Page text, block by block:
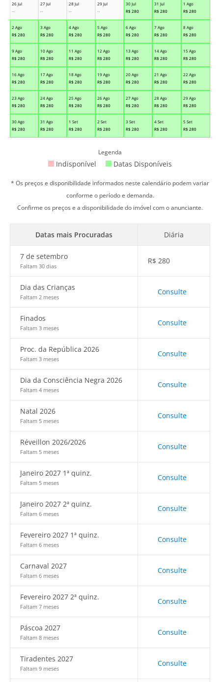
26 Jul
--
27 Jul
--
28 Jul
--
29 Jul
--
30 Jul
R$ 280
31 Jul
R$ 280
1 Ago
R$ 280
2 Ago
R$ 280
3 Ago
R$ 280
4 Ago
R$ 280
5 Ago
R$ 280
6 Ago
R$ 280
7 Ago
R$ 280
8 Ago
R$ 280
9 Ago
R$ 280
10 Ago
R$ 280
11 Ago
R$ 280
12 Ago
R$ 280
13 Ago
R$ 280
14 Ago
R$ 280
15 Ago
R$ 280
16 Ago
R$ 280
17 Ago
R$ 280
18 Ago
R$ 280
19 Ago
R$ 280
20 Ago
R$ 280
21 Ago
R$ 280
22 Ago
R$ 280
23 Ago
R$ 280
24 Ago
R$ 280
25 Ago
R$ 280
26 Ago
R$ 280
27 Ago
R$ 280
28 Ago
R$ 280
29 Ago
R$ 280
30 Ago
R$ 280
31 Ago
R$ 280
1 Set
R$ 280
2 Set
R$ 280
3 Set
R$ 280
4 Set
R$ 280
5 Set
R$ 280
Legenda
Indisponível Datas Disponíveis
* Os preços e disponibilidade informados neste calendário podem variar
conforme o período e demanda.
Confirme os preços e a disponibilidade do imóvel com o anunciante.
Datas mais Procuradas Diária
7 de setembro
Faltam 30 dias
R$ 280
Dia das Crianças
Faltam 2 meses
Consulte
Finados
Faltam 3 meses
Consulte
Proc. da República 2026
Faltam 3 meses
Consulte
Dia da Consciência Negra 2026
Faltam 4 meses
Consulte
Natal 2026
Faltam 5 meses
Consulte
Réveillon 2026/2026
Faltam 5 meses
Consulte
Janeiro 2027 1ª quinz.
Faltam 5 meses
Consulte
Janeiro 2027 2ª quinz.
Faltam 6 meses
Consulte
Fevereiro 2027 1ª quinz.
Faltam 6 meses
Consulte
Carnaval 2027
Faltam 6 meses
Consulte
Fevereiro 2027 2ª quinz.
Faltam 7 meses
Consulte
Páscoa 2027
Faltam 8 meses
Consulte
Tiradentes 2027
Faltam 9 meses
Consulte